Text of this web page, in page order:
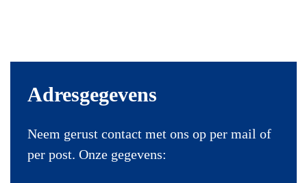
Adresgegevens
Neem gerust contact met ons op per mail of
per post. Onze gegevens: